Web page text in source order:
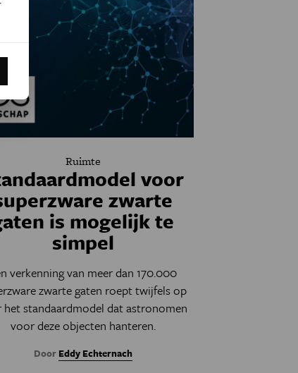
Ruimte
voor
zwarte
is mogelijk te
simpel
verkenning van meer dan 170.000
zwarte gaten roept twijfels op
het standaardmodel dat astronomen
voor deze objecten hanteren.
Door Eddy Echternach